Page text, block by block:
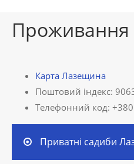
Проживання
Карта Лазещина
Поштовий індекс:
Телефонний код:
Приватні садиби